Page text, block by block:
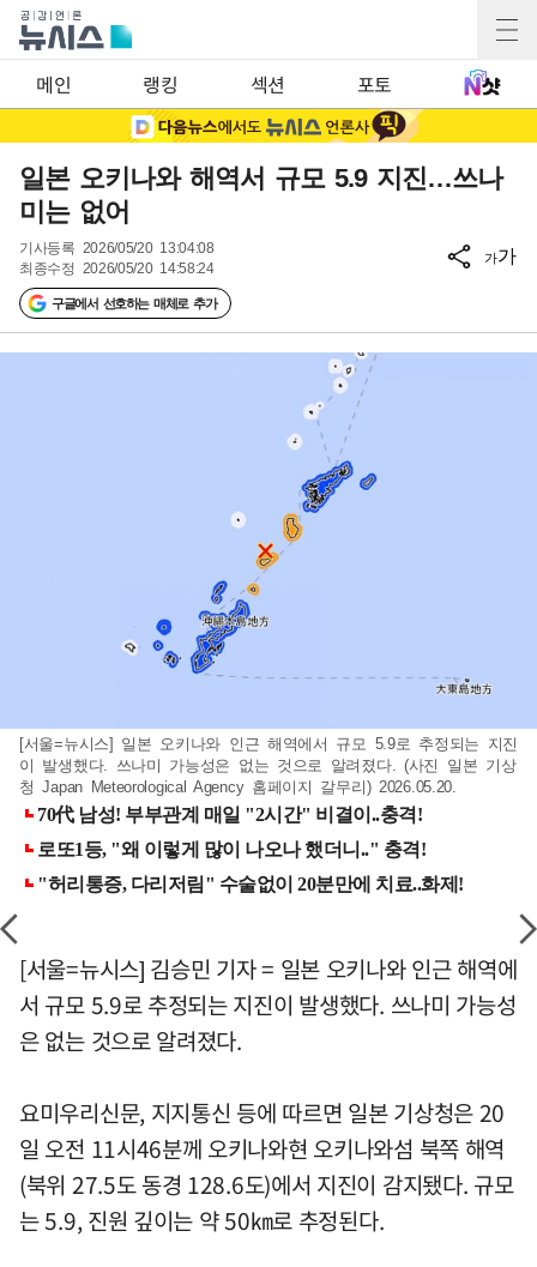
메인 랭킹 섹션 포토
일본 오키나와 해역서 규모 5.9 지진…쓰나
미는 없어
기사등록 2026/05/20 13:04:08
최종수정 2026/05/20 14:58:24
구글에서 선호하는 매체로 추가
가가
[서울=뉴시스] 일본 오키나와 인근 해역에서 규모 5.9로 추정되는 지진
이 발생했다. 쓰나미 가능성은 없는 것으로 알려졌다. (사진 일본 기상
청 Japan Meteorological Agency 홈페이지 갈무리) 2026.05.20.
[서울=뉴시스] 김승민 기자 = 일본 오키나와 인근 해역에
서 규모 5.9로 추정되는 지진이 발생했다. 쓰나미 가능성
은 없는 것으로 알려졌다.
요미우리신문, 지지통신 등에 따르면 일본 기상청은 20
일 오전 11시46분께 오키나와현 오키나와섬 북쪽 해역
(북위 27.5도 동경 128.6도)에서 지진이 감지됐다. 규모
는 5.9, 진원 깊이는 약 50㎞로 추정된다.